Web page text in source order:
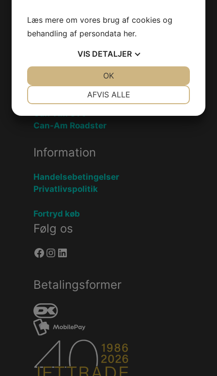
Telefon:+45 70 200 600
E-mail:info@jettrade.dk
Produkter
Sea-Doo Vandscooter
Can-Am ATV
Can-Am Roadster
Information
Handelsebetingelser
Privatlivspolitik
Fortryd køb
Følg os
Facebook
Instagram
LinkedIn
Betalingsformer
Læs mere om vores brug af cookies og
behandling af persondata her.
VIS DETALJER
MARKETING
AFVIS ALLE
OK